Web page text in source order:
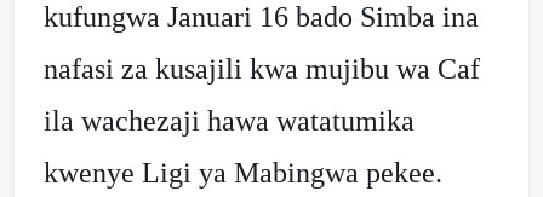
kufungwa Januari 16 bado Simba ina
nafasi za kusajili kwa mujibu wa Caf
ila wachezaji hawa watatumika
kwenye Ligi ya Mabingwa pekee.